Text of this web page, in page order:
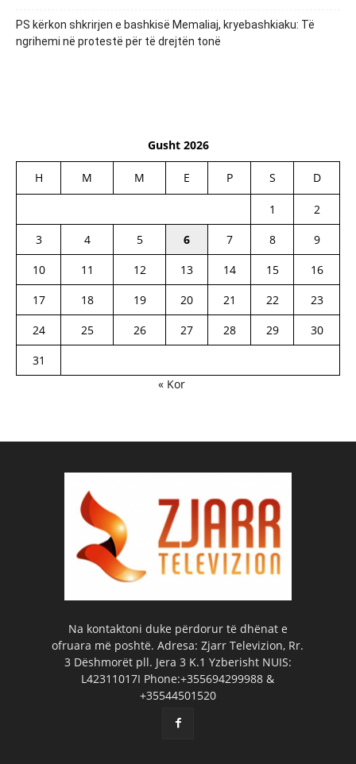
PS kërkon shkrirjen e bashkisë Memaliaj, kryebashkiaku: Të
ngrihemi në protestë për të drejtën tonë
Gusht 2026
H M M E P S D
1
2
3
4 5 6 7 8
9
10
11 12 13 14 15
16
17
18 19 20 21 22
23
24
25 26 27 28 29
30
31
« Kor
Na kontaktoni duke përdorur të dhënat e
ofruara më poshtë. Adresa: Zjarr Televizion, Rr.
3 Dëshmorët pll. Jera 3 K.1 Yzberisht NUIS:
L42311017I Phone:+355694299988 &
+35544501520